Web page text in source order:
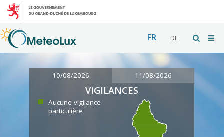
FR DE
10/08/2026 11/08/2026
VIGILANCES
Aucune vigilance
particulière